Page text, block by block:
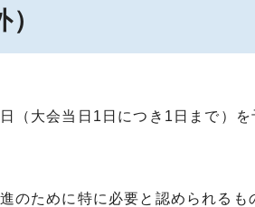
（大会当日1日につき1日まで）を
のために特に必要と認められるも